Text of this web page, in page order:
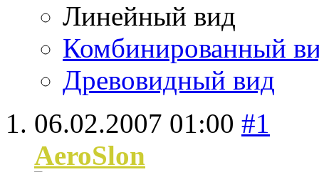
Линейный вид
Комбинированный
Древовидный вид
06.02.2007 01:00 #1
AeroSlon